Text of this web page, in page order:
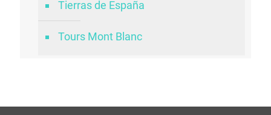
Tierras de España
Tours Mont Blanc